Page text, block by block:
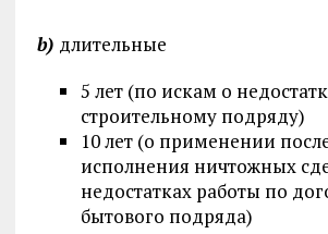
b) длительные
5 лет (по искам о
строительному подряду)
10 лет (о применении
исполнения ничтожных
недостатках работы по
бытового подряда)